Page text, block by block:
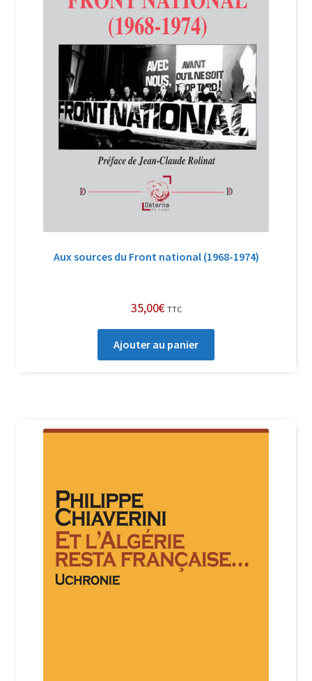
Aux sources du Front national (1968-1974)
35,00€ TTC
Ajouter au panier